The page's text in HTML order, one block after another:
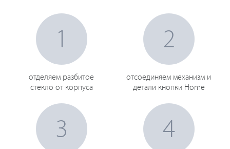
1
отделяем разбитое
стекло от корпуса
2
отсоединяем механизм и
детали кнопки Home
3 4